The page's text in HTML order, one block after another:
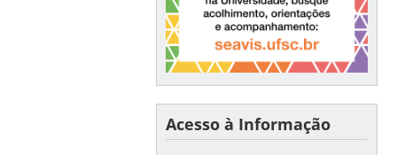
Acesso à Informação